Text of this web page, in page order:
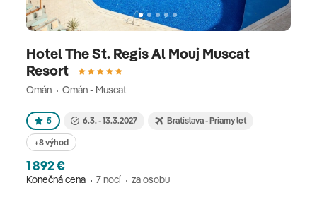
Hotel The St. Regis Al Mouj Muscat
Resort
Omán Omán - Muscat
5 6.3. - 13.3.2027 Bratislava - Priamy let
+8 výhod
1 892 €
Konečná cena 7 nocí za osobu